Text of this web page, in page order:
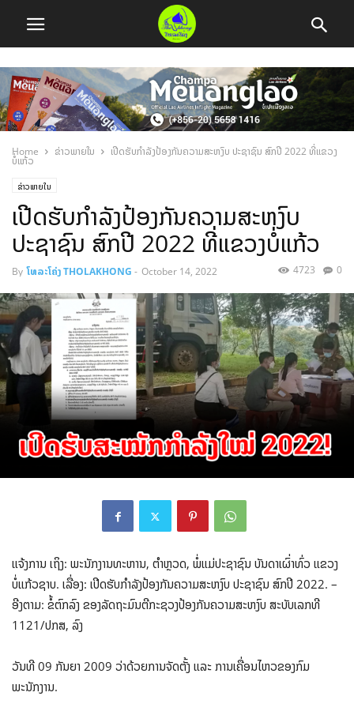
Home ຂ່າວພາຍໃນ ເປີດຮັບກໍາລັງປ້ອງກັນຄວາມສະຫງົບ ປະຊາຊົນ ສົກປີ 2022 ທີ່ແຂວງ
ບໍ່ແກ້ວ
ຂ່າວພາຍໃນ
ເປີດຮັບກໍາລັງປ້ອງກັນຄວາມສະຫງົບ
ປະຊາຊົນ ສົກປີ 2022 ທີ່ແຂວງບໍ່ແກ້ວ
By ໂທລະໂຄ່ງ THOLAKHONG - October 14, 2022 0
4723
ແຈ້ງການ ເຖິງ: ພະນັກງານທະຫານ, ຕໍາຫຼວດ, ພໍ່ແມ່ປະຊາຊົນ ບັນດາເຜົ່າທົ່ວ ແຂວງ
ບໍ່ແກ້ວຊາບ. ເລື່ອງ: ເປີດຮັບກໍາລັງປ້ອງກັນຄວາມສະຫງົບ ປະຊາຊົນ ສົກປີ 2022. –
ອີງຕາມ: ຂໍ້ຕົກລົງ ຂອງລັດຖະມົນຕີກະຊວງປ້ອງກັນຄວາມສະຫງົບ ສະບັບເລກທີ
1121/ປກສ, ລົງ
ວັນທີ 09 ກັນຍາ 2009 ວ່າດ້ວຍການຈັດຕັ້ງ ແລະ ການເຄື່ອນໄຫວຂອງກົມ
ພະນັກງານ.